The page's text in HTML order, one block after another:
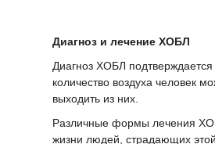
Диагноз и лечение ХОБЛ
Диагноз ХОБЛ
количество воздуха человек
выходить из них.
Различные формы лечения
жизни людей, страдающих